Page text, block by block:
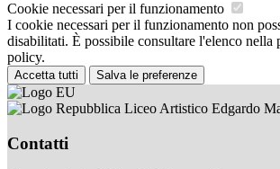
Cookie necessari per il funzionamento
I cookie necessari per il funzionamento non
disabilitati. È possibile consultare l'elenco nella
policy.
Accetta tutti Salva le preferenze
Liceo Artistico Edgardo
Contatti